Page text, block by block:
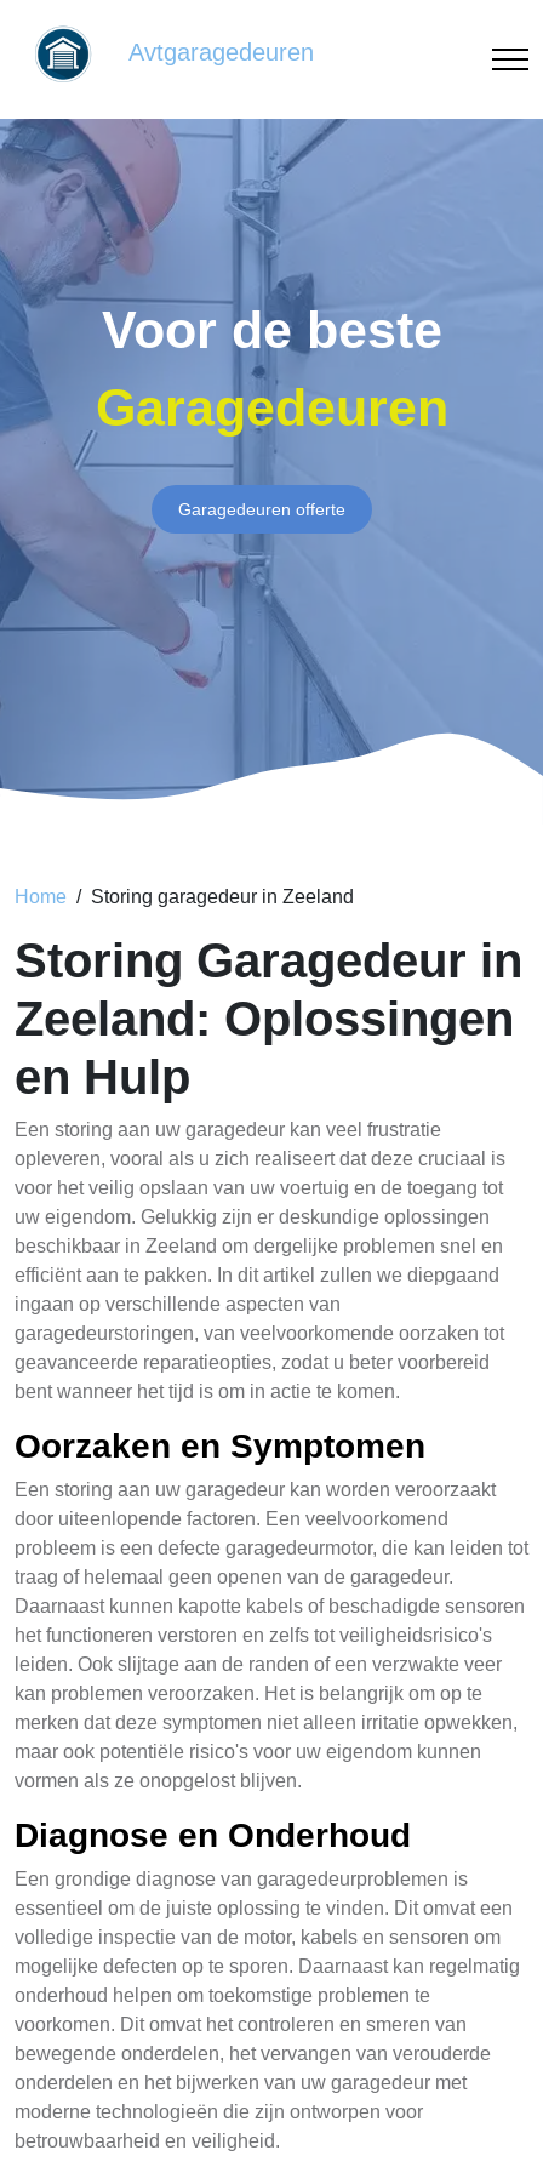
Avtgaragedeuren
Voor de beste
Garagedeuren
Garagedeuren offerte
Home Storing garagedeur in Zeeland
Storing Garagedeur in
Zeeland: Oplossingen
en Hulp
Een storing aan uw garagedeur kan veel frustratie
opleveren, vooral als u zich realiseert dat deze cruciaal is
voor het veilig opslaan van uw voertuig en de toegang tot
uw eigendom. Gelukkig zijn er deskundige oplossingen
beschikbaar in Zeeland om dergelijke problemen snel en
efficiënt aan te pakken. In dit artikel zullen we diepgaand
ingaan op verschillende aspecten van
garagedeurstoringen, van veelvoorkomende oorzaken tot
geavanceerde reparatieopties, zodat u beter voorbereid
bent wanneer het tijd is om in actie te komen.
Oorzaken en Symptomen
Een storing aan uw garagedeur kan worden veroorzaakt
door uiteenlopende factoren. Een veelvoorkomend
probleem is een defecte garagedeurmotor, die kan leiden tot
traag of helemaal geen openen van de garagedeur.
Daarnaast kunnen kapotte kabels of beschadigde sensoren
het functioneren verstoren en zelfs tot veiligheidsrisico's
leiden. Ook slijtage aan de randen of een verzwakte veer
kan problemen veroorzaken. Het is belangrijk om op te
merken dat deze symptomen niet alleen irritatie opwekken,
maar ook potentiële risico's voor uw eigendom kunnen
vormen als ze onopgelost blijven.
Diagnose en Onderhoud
Een grondige diagnose van garagedeurproblemen is
essentieel om de juiste oplossing te vinden. Dit omvat een
volledige inspectie van de motor, kabels en sensoren om
mogelijke defecten op te sporen. Daarnaast kan regelmatig
onderhoud helpen om toekomstige problemen te
voorkomen. Dit omvat het controleren en smeren van
bewegende onderdelen, het vervangen van verouderde
onderdelen en het bijwerken van uw garagedeur met
moderne technologieën die zijn ontworpen voor
betrouwbaarheid en veiligheid.